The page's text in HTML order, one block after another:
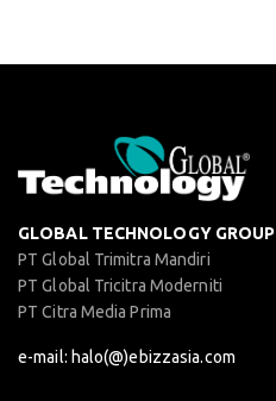
GLOBAL TECHNOLOGY GROUP
PT Global Trimitra Mandiri
PT Global Tricitra Moderniti
PT Citra Media Prima
e-mail: halo(@)ebizzasia.com